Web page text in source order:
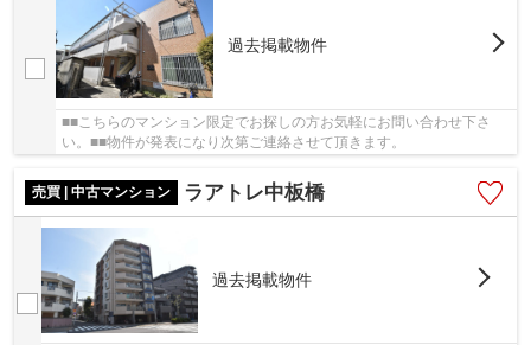
過去掲載物件
■■こちらのマンション限定でお探しの方お気軽にお問い合わせ下さ
い。■■物件が発表になり次第ご連絡させて頂きます。
売買 | 中古マンション ラアトレ中板橋
過去掲載物件